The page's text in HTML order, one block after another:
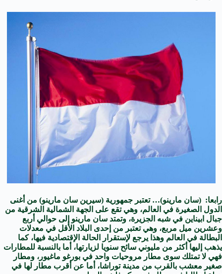
رابعا: (سان مارينو)… تعتبر جمهورية (سيرين سان مارينو) من أغنى
الدول الصغيرة في العالم، وهي تقع على الجهة الشمالية الشرقية من
جبال ابيناين في شبه الجزيرة، وتمتد سان مارينو إلى حوالي أربع
وعشرين ميل مربع، وهي تعتبر من إحدى البلاد الأقل في معدلات
البطالة في العالم وهذا يرجع لإستقرار الحالة الإقتصادية فيها، كما
يذهب إليها أكثر من مليوني سائح سنويا لزيارتها، أما بالنسبة للمطارات
فهي لا تمتلك سوى مطار مروحيات واحد في بورغو ماغيور، ومطار
صغير معشب بالقرب من مدينة توراشا، أما عن أقرب مطار لها في